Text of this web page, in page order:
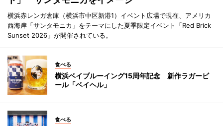
横浜赤レンガ倉庫（横浜市中区新港1）イベント広場で現在、アメリカ
西海岸「サンタモニカ」をテーマにした夏季限定イベント「Red Brick
Sunset 2026」が開催されている。
食べる
横浜ベイブルーイング15周年記念 新作ラガービ
ール「ベイヘル」
食べる